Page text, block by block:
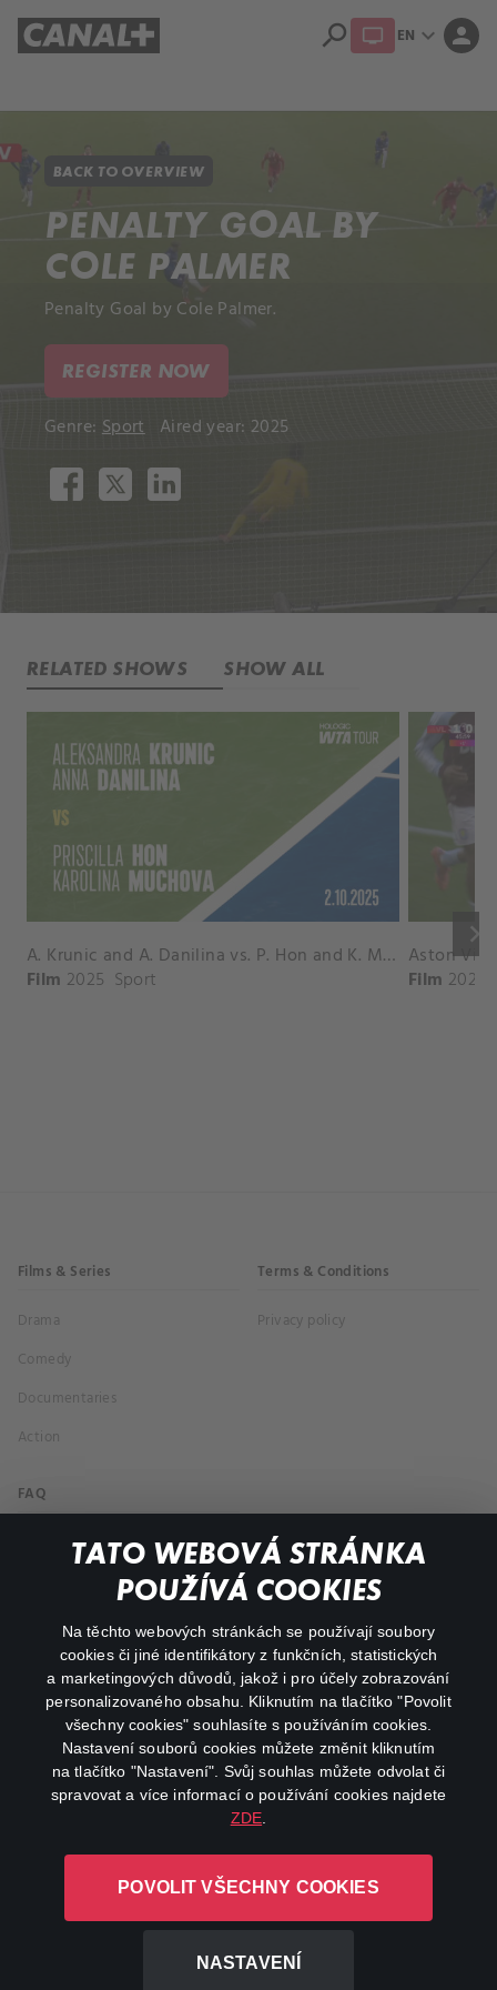
TATO WEBOVÁ STRÁNKA
POUŽÍVÁ COOKIES
Na těchto webových stránkách se používají soubory
cookies či jiné identifikátory z funkčních, statistických
a marketingových důvodů, jakož i pro účely zobrazování
personalizovaného obsahu. Kliknutím na tlačítko "Povolit
všechny cookies" souhlasíte s používáním cookies.
Nastavení souborů cookies můžete změnit kliknutím
na tlačítko "Nastavení". Svůj souhlas můžete odvolat či
spravovat a více informací o používání cookies najdete
ZDE
POVOLIT VŠECHNY COOKIES
NASTAVENÍ
search EN expand_more person
BACK TO OVERVIEW
PENALTY GOAL BY
COLE PALMER
Penalty Goal by Cole Palmer.
REGISTER NOW
Genre: Sport Aired year: 2025
RELATED SHOWS SHOW ALL
keyboard_arrow_right
A. Krunic and A. Danilina vs. P. Hon and K. Muchova Match Highlights - BEIJING_Capital Group Diamond ( October 02, 2025)
Film 2025 Sport Film 2026
Films & Series
Drama
Comedy
Documentaries
Action
Terms & Conditions
Privacy policy
FAQ
My profile
facebookinstagram
youtube
L-1246 Luxembourg R.C.S.